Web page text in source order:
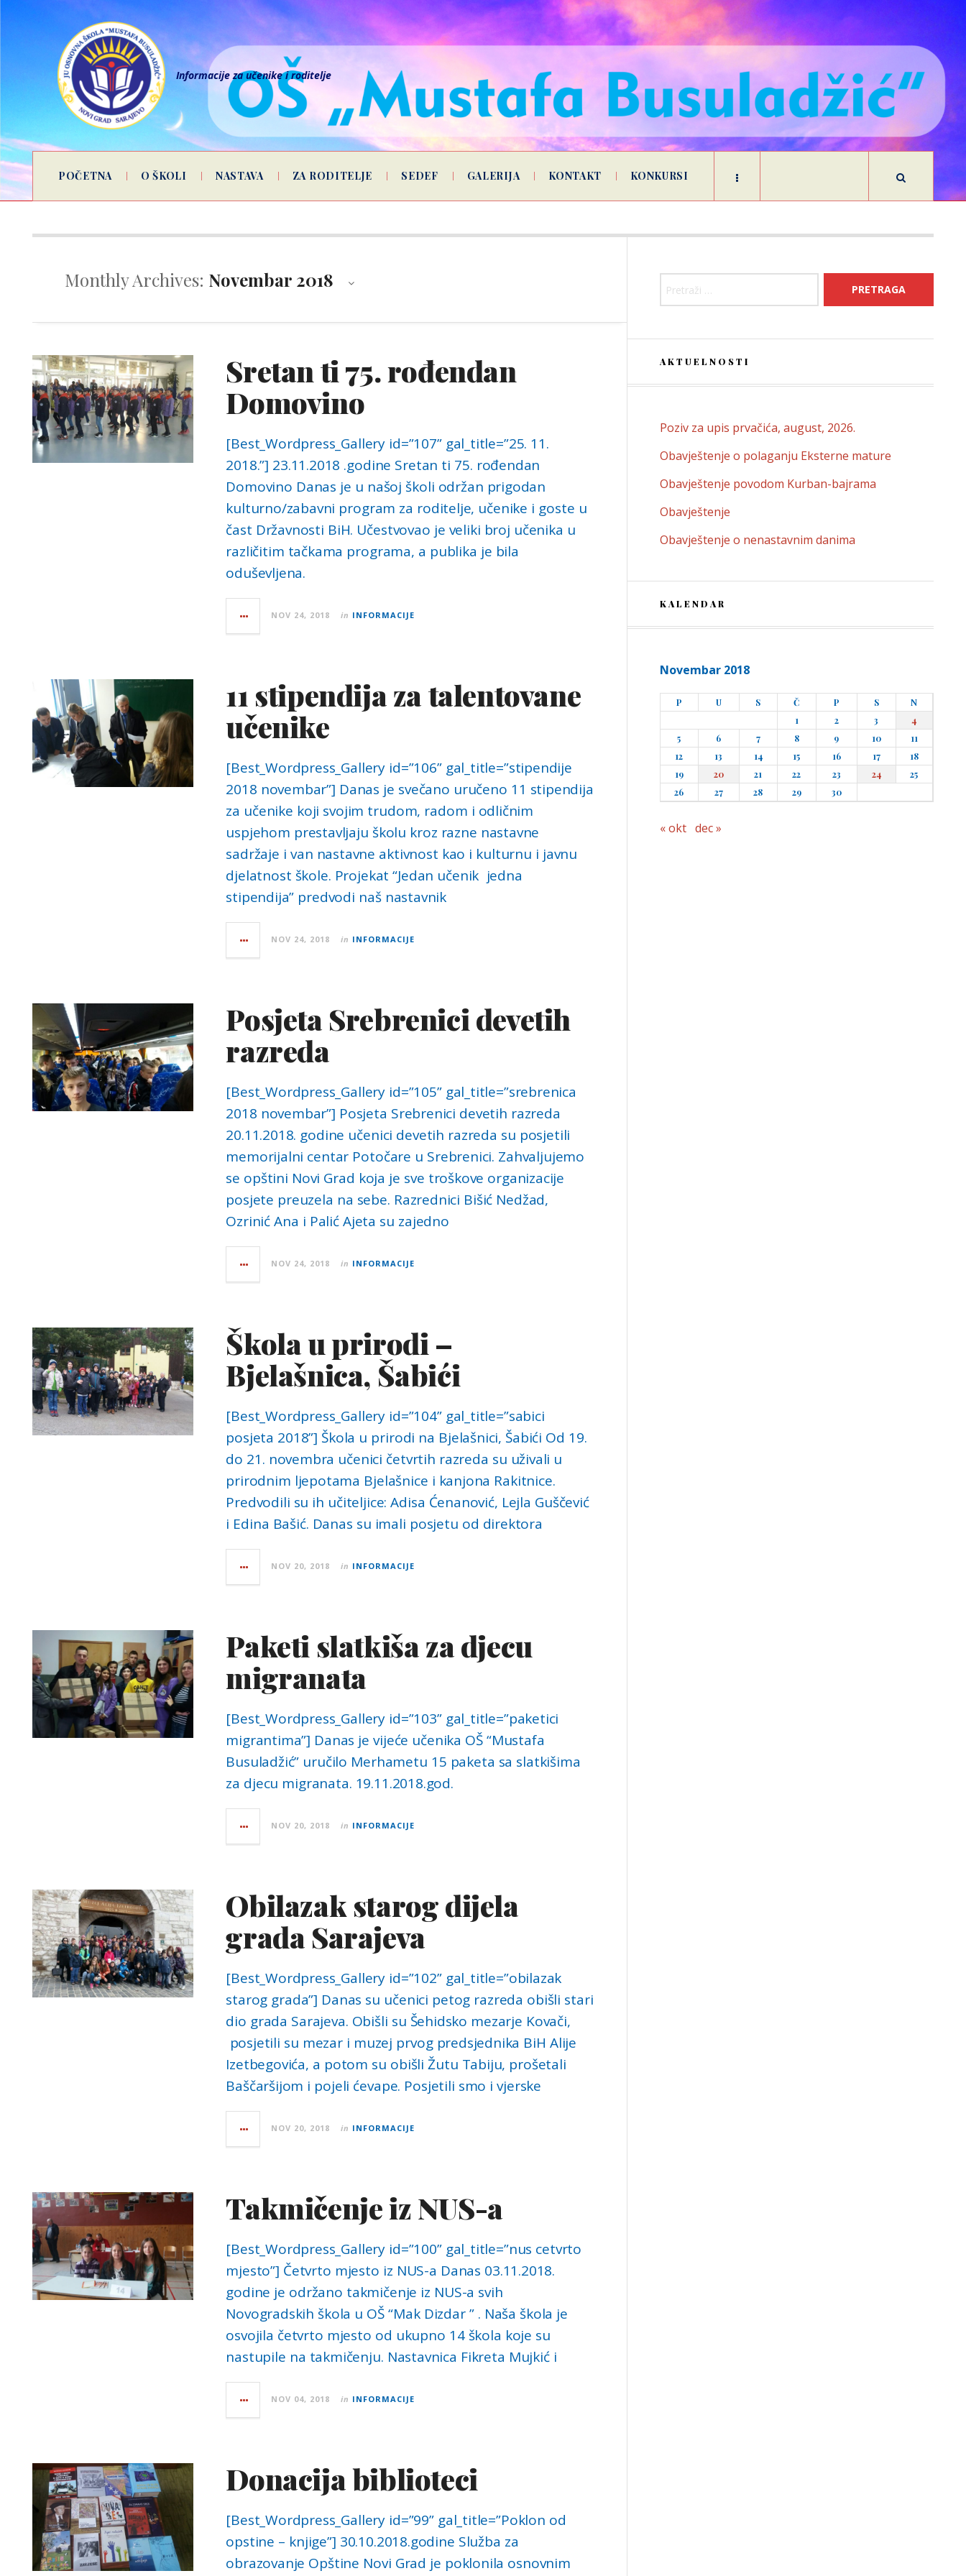
Informacije za učenike i roditelje
POČETNA O ŠKOLI NASTAVA ZA RODITELJE SEDEF GALERIJA KONTAKT KONKURSI
Monthly Archives: Novembar 2018
Sretan ti 75. rođendan
Domovino
[Best_Wordpress_Gallery id=”107” gal_title=”25. 11.
2018.”] 23.11.2018 .godine Sretan ti 75. rođendan
Domovino Danas je u našoj školi održan prigodan
kulturno/zabavni program za roditelje, učenike i goste u
čast Državnosti BiH. Učestvovao je veliki broj učenika u
različitim tačkama programa, a publika je bila
oduševljena.
NOV 24, 2018 in INFORMACIJE
11 stipendija za talentovane
učenike
[Best_Wordpress_Gallery id=”106” gal_title=”stipendije
2018 novembar”] Danas je svečano uručeno 11 stipendija
za učenike koji svojim trudom, radom i odličnim
uspjehom prestavljaju školu kroz razne nastavne
sadržaje i van nastavne aktivnost kao i kulturnu i javnu
djelatnost škole. Projekat “Jedan učenik jedna
stipendija” predvodi naš nastavnik
NOV 24, 2018 in INFORMACIJE
Posjeta Srebrenici devetih
razreda
[Best_Wordpress_Gallery id=”105” gal_title=”srebrenica
2018 novembar”] Posjeta Srebrenici devetih razreda
20.11.2018. godine učenici devetih razreda su posjetili
memorijalni centar Potočare u Srebrenici. Zahvaljujemo
se opštini Novi Grad koja je sve troškove organizacije
posjete preuzela na sebe. Razrednici Bišić Nedžad,
Ozrinić Ana i Palić Ajeta su zajedno
NOV 24, 2018 in INFORMACIJE
Škola u prirodi –
Bjelašnica, Šabići
[Best_Wordpress_Gallery id=”104” gal_title=”sabici
posjeta 2018”] Škola u prirodi na Bjelašnici, Šabići Od 19.
do 21. novembra učenici četvrtih razreda su uživali u
prirodnim ljepotama Bjelašnice i kanjona Rakitnice.
Predvodili su ih učiteljice: Adisa Ćenanović, Lejla Guščević
i Edina Bašić. Danas su imali posjetu od direktora
NOV 20, 2018 in INFORMACIJE
Paketi slatkiša za djecu
migranata
[Best_Wordpress_Gallery id=”103” gal_title=”paketici
migrantima”] Danas je vijeće učenika OŠ “Mustafa
Busuladžić” uručilo Merhametu 15 paketa sa slatkišima
za djecu migranata. 19.11.2018.god.
NOV 20, 2018 in INFORMACIJE
Obilazak starog dijela
grada Sarajeva
[Best_Wordpress_Gallery id=”102” gal_title=”obilazak
starog grada”] Danas su učenici petog razreda obišli stari
dio grada Sarajeva. Obišli su Šehidsko mezarje Kovači,
posjetili su mezar i muzej prvog predsjednika BiH Alije
Izetbegovića, a potom su obišli Žutu Tabiju, prošetali
Baščaršijom i pojeli ćevape. Posjetili smo i vjerske
NOV 20, 2018 in INFORMACIJE
Takmičenje iz NUS-a
[Best_Wordpress_Gallery id=”100” gal_title=”nus cetvrto
mjesto”] Četvrto mjesto iz NUS-a Danas 03.11.2018.
godine je održano takmičenje iz NUS-a svih
Novogradskih škola u OŠ “Mak Dizdar ” . Naša škola je
osvojila četvrto mjesto od ukupno 14 škola koje su
nastupile na takmičenju. Nastavnica Fikreta Mujkić i
NOV 04, 2018 in INFORMACIJE
Donacija biblioteci
[Best_Wordpress_Gallery id=”99” gal_title=”Poklon od
opstine – knjige”] 30.10.2018.godine Služba za
obrazovanje Opštine Novi Grad je poklonila osnovnim
AKTUELNOSTI
Poziv za upis prvačića, august, 2026.
Obavještenje o polaganju Eksterne mature
Obavještenje povodom Kurban-bajrama
Obavještenje
Obavještenje o nenastavnim danima
KALENDAR
Novembar 2018
P U S Č P S
N
1
2 3
4
5
6 7 8 9 10
11
12
13 14 15 16 17
18
19
20 21 22 23 24
25
26
27 28 29 30
« okt dec »